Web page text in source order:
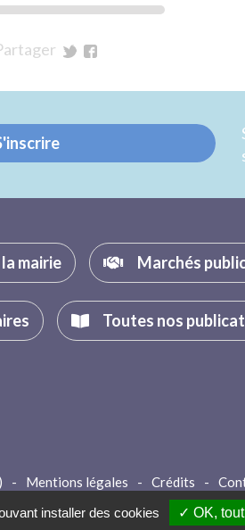
Twitter
Facebook
mairie Marchés
Toutes nos
- Mentions légales - Crédits -
installer des cookies ✓ OK,